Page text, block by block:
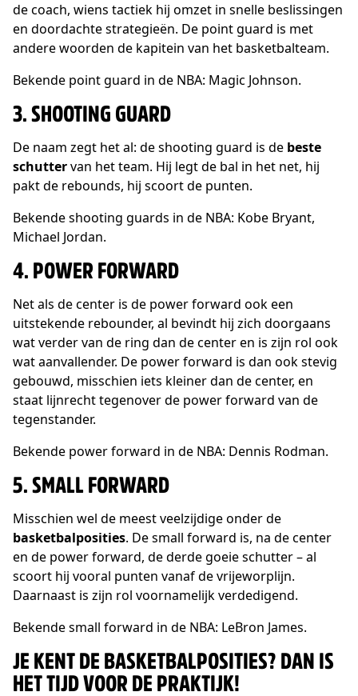
de coach, wiens tactiek hij omzet in snelle beslissingen
en doordachte strategieën. De point guard is met
andere woorden de kapitein van het basketbalteam.
Bekende point guard in de NBA: Magic Johnson.
3. SHOOTING GUARD
De naam zegt het al: de shooting guard is de beste
schuttervan het team. Hij legt de bal in het net, hij
pakt de rebounds, hij scoort de punten.
Bekende shooting guards in de NBA: Kobe Bryant,
Michael Jordan.
4. POWER FORWARD
Net als de center is de power forward ook een
uitstekende rebounder, al bevindt hij zich doorgaans
wat verder van de ring dan de center en is zijn rol ook
wat aanvallender. De power forward is dan ook stevig
gebouwd, misschien iets kleiner dan de center, en
staat lijnrecht tegenover de power forward van de
tegenstander.
Bekende power forward in de NBA: Dennis Rodman.
5. SMALL FORWARD
Misschien wel de meest veelzijdige onder de
basketbalposities. De small forward is, na de center
en de power forward, de derde goeie schutter – al
scoort hij vooral punten vanaf de vrijeworplijn.
Daarnaast is zijn rol voornamelijk verdedigend.
Bekende small forward in de NBA: LeBron James.
JE KENT DE BASKETBALPOSITIES? DAN IS
HET TIJD VOOR DE PRAKTIJK!